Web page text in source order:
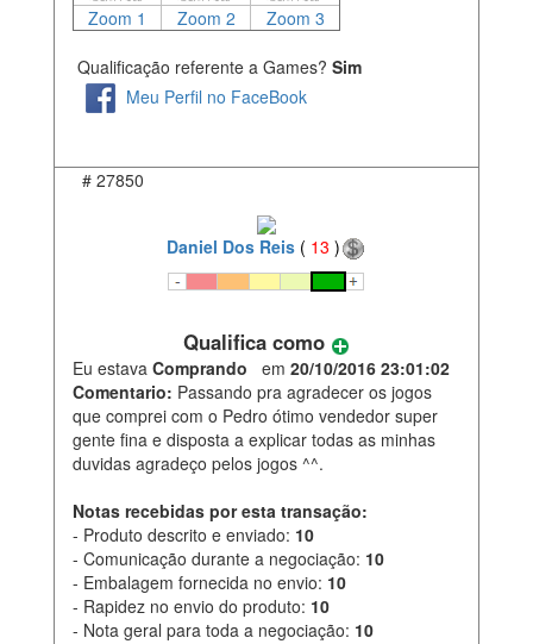
Zoom 1 Zoom 2 Zoom 3
Qualificação referente a Games? Sim
Meu Perfil no FaceBook
# 27850
Daniel Dos Reis ( 13 )
Qualifica como
Eu estava Comprando em 20/10/2016 23:01:02
Comentario: Passando pra agradecer os jogos
que comprei com o Pedro ótimo vendedor super
gente fina e disposta a explicar todas as minhas
duvidas agradeço pelos jogos ^^.
Notas recebidas por esta transação:
- Produto descrito e enviado: 10
- Comunicação durante a negociação: 10
- Embalagem fornecida no envio: 10
- Rapidez no envio do produto: 10
- Nota geral para toda a negociação: 10